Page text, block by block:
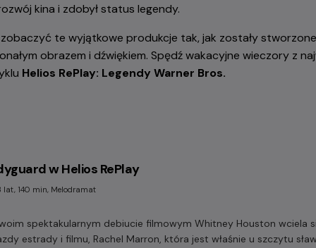
kina i zdobył status legendy.
te wyjątkowe produkcje tak, jak zostały
obrazem i dźwiękiem. Spędź wakacyjne wieczory z
Helios RePlay: Legendy Warner Bros.
w Helios RePlay
lat, 140 min, Melodramat
spektakularnym debiucie filmowym Whitney Houston wciela
estrady i filmu, Rachel Marron, która jest właśnie u szczytu